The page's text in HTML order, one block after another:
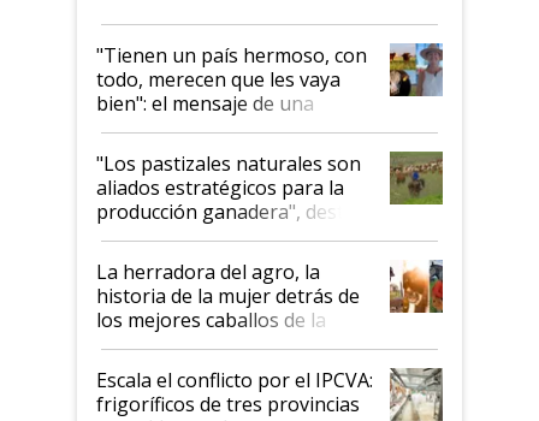
"Tienen un país hermoso, con
todo, merecen que les vaya
bien": el mensaje de una
ganadera uruguaya sobre las
oportunidades que se abren
para el agro en Argentina, con
foco en la carne
"Los pastizales naturales son
aliados estratégicos para la
producción ganadera", destaca
la iniciativa que ya reúne a 46
establecimientos en Argentina
La herradora del agro, la
historia de la mujer detrás de
los mejores caballos de la
Argentina y los mitos que
todavía hacen sufrir a estos
animales: "Mientras me
descalificaban, yo seguí
Escala el conflicto por el IPCVA:
frigoríficos de tres provincias